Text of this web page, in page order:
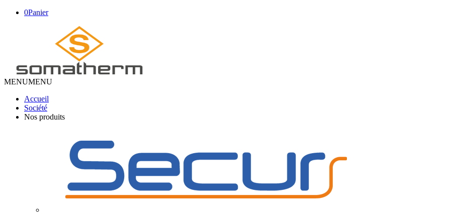
0Panier
MENUMENU
Accueil
Société
Nos produits